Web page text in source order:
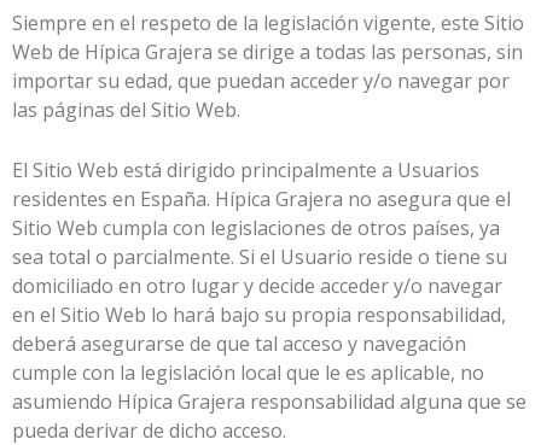
Siempre en el respeto de la legislación vigente, este Sitio
Web de Hípica Grajera se dirige a todas las personas, sin
importar su edad, que puedan acceder y/o navegar por
las páginas del Sitio Web.
El Sitio Web está dirigido principalmente a Usuarios
residentes en España. Hípica Grajera no asegura que el
Sitio Web cumpla con legislaciones de otros países, ya
sea total o parcialmente. Si el Usuario reside o tiene su
domiciliado en otro lugar y decide acceder y/o navegar
en el Sitio Web lo hará bajo su propia responsabilidad,
deberá asegurarse de que tal acceso y navegación
cumple con la legislación local que le es aplicable, no
asumiendo Hípica Grajera responsabilidad alguna que se
pueda derivar de dicho acceso.